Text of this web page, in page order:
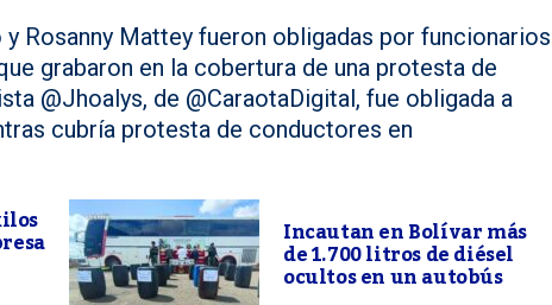
Rosanny Mattey fueron obligadas por funcionarios
grabaron en la cobertura de una protesta de
@Jhoalys, de @CaraotaDigital, fue obligada a
cubría protesta de conductores en
Incautan en Bolívar más
de 1.700 litros de diésel
ocultos en un autobús